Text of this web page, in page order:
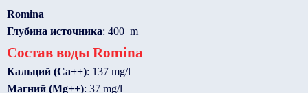
Romina
Глубина источника: 400 m
Состав воды Romina
Кальций (Ca++): 137 mg/l
Магний (Mg++): 37 mg/l